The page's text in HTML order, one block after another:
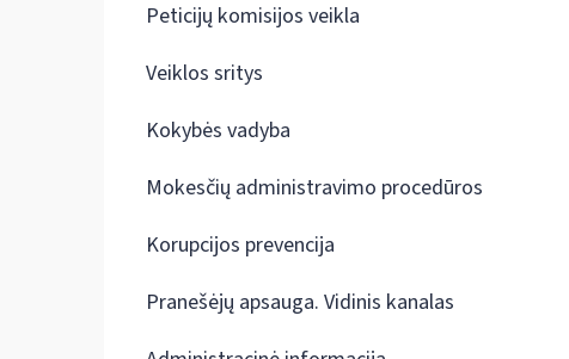
Peticijų komisijos veikla
Veiklos sritys
Kokybės vadyba
Mokesčių administravimo procedūros
Korupcijos prevencija
Pranešėjų apsauga. Vidinis kanalas